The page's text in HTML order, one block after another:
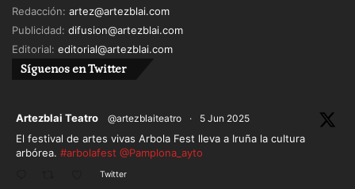
Redacción: artez@artezblai.com
Publicidad: difusion@artezblai.com
Editorial: editorial@artezblai.com
Síguenos en Twitter
Artezblai Teatro @artezblaiteatro · 5 Jun 2025
El festival de artes vivas Arbola Fest lleva a Iruña la cultura
arbórea. #arbolafest @Pamplona_ayto
Twitter